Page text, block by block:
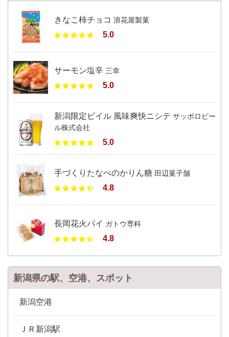
きなこ柿チョコ 浪花屋製菓
5.0
サーモン塩辛 三幸
5.0
新潟限定ビイル 風味爽快ニシテ サッポロビー
ル株式会社
5.0
手づくりたなべのかりん糖 田辺菓子舗
4.8
長岡花火パイ ガトウ専科
4.8
新潟県の駅、空港、スポット
新潟空港
ＪＲ新潟駅